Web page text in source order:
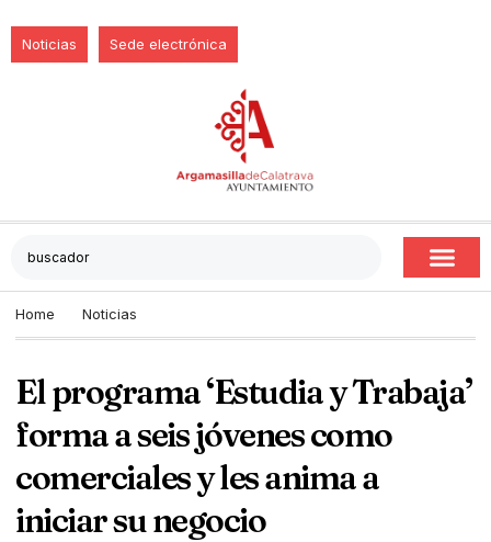
Noticias Sede electrónica
Home Noticias
El programa ‘Estudia y Trabaja’
forma a seis jóvenes como
comerciales y les anima a
iniciar su negocio